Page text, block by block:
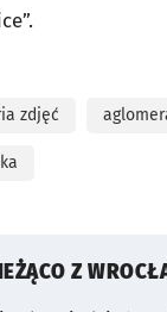
zdjęć
Z